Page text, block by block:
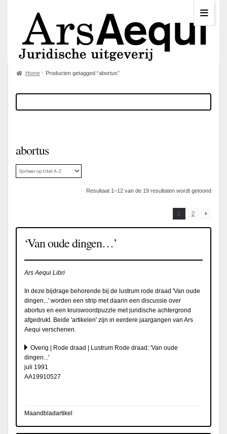
Home Producten getagged “abortus”
abortus
Resultaat 1–12 van de 19 resultaten wordt getoond
1 2
‘Van oude dingen…’
Ars Aequi Libri
In deze bijdrage behorende bij de lustrum rode draad 'Van oude
dingen...' worden een strip met daarin een discussie over
abortus en een kruiswoordpuzzle met juridische achtergrond
afgedrukt. Beide 'artikelen' zijn in eerdere jaargangen van Ars
Aequi verschenen.
Overig | Rode draad | Lustrum Rode draad: 'Van oude
dingen...'
juli 1991
AA19910527
Maandbladartikel